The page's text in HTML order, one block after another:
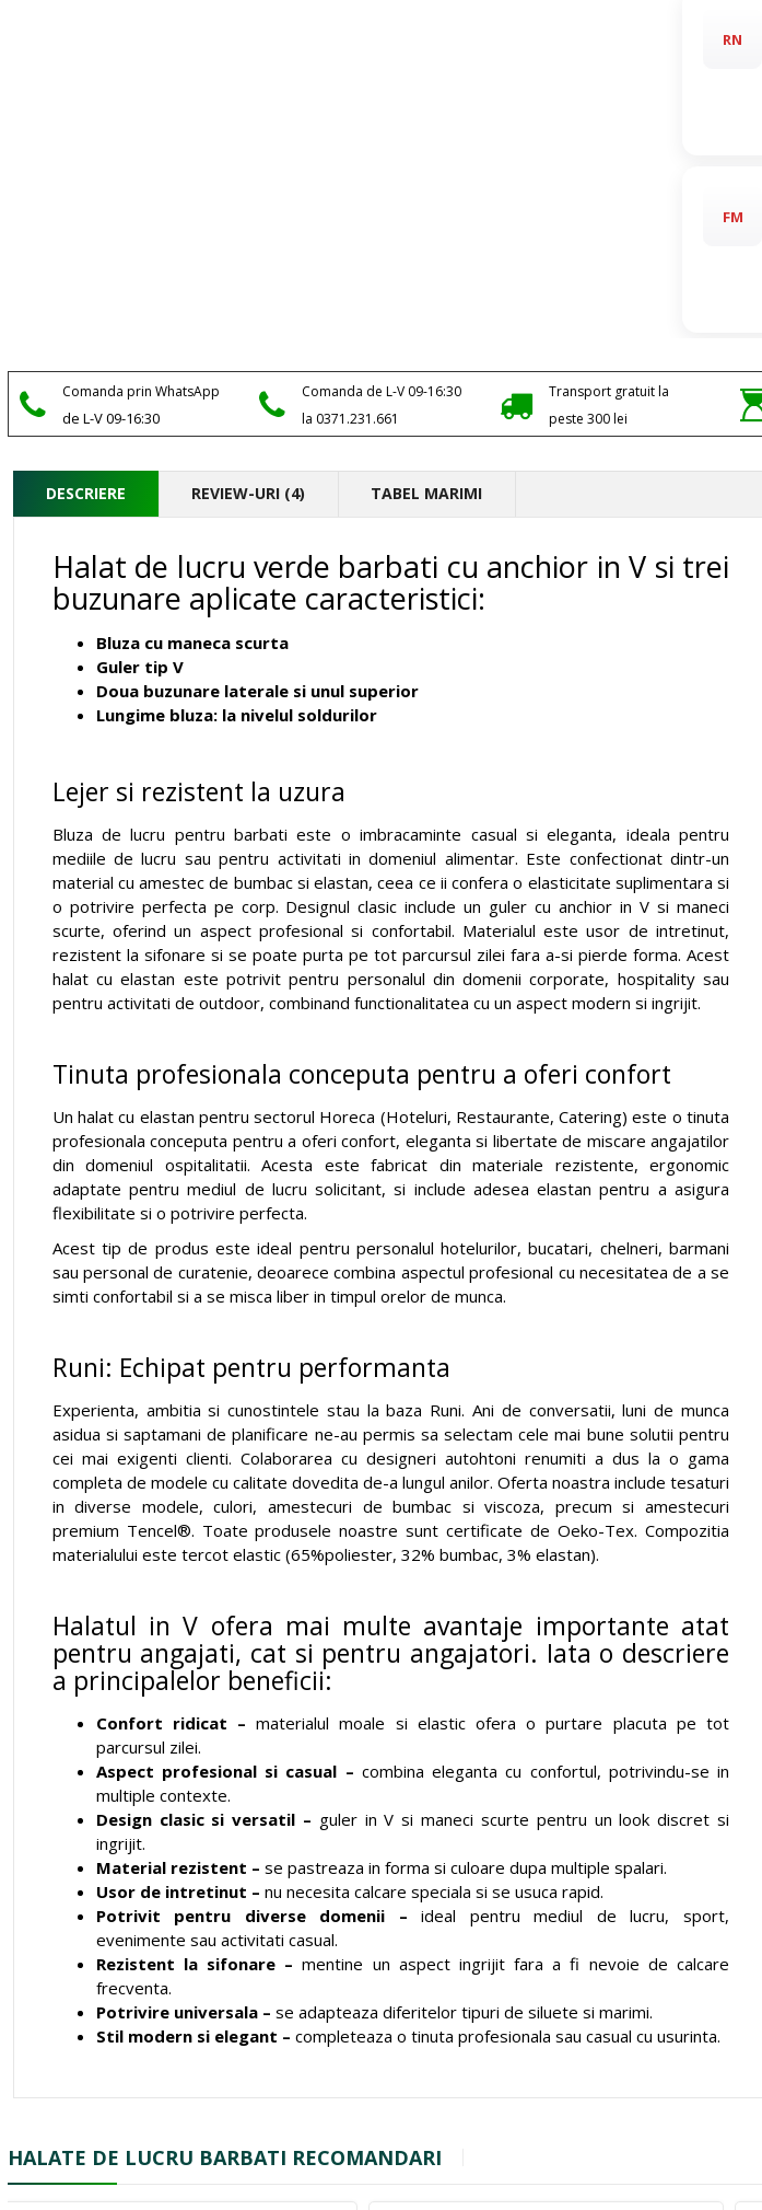
RN
FM
Comanda prin WhatsApp
de L-V 09-16:30
Comanda de L-V 09-16:30
la 0371.231.661
Transport gratuit la
peste 300 lei
DESCRIERE REVIEW-URI (4) TABEL MARIMI
Halat de lucru verde barbati cu anchior in V si trei
buzunare aplicate caracteristici:
Bluza cu maneca scurta
Guler tip V
Doua buzunare laterale si unul superior
Lungime bluza: la nivelul soldurilor
Lejer si rezistent la uzura
Bluza de lucru pentru barbati este o imbracaminte casual si eleganta, ideala pentru
mediile de lucru sau pentru activitati in domeniul alimentar. Este confectionat dintr-un
material cu amestec de bumbac si elastan, ceea ce ii confera o elasticitate suplimentara si
o potrivire perfecta pe corp. Designul clasic include un guler cu anchior in V si maneci
scurte, oferind un aspect profesional si confortabil. Materialul este usor de intretinut,
rezistent la sifonare si se poate purta pe tot parcursul zilei fara a-si pierde forma. Acest
halat cu elastan este potrivit pentru personalul din domenii corporate, hospitality sau
pentru activitati de outdoor, combinand functionalitatea cu un aspect modern si ingrijit.
Tinuta profesionala conceputa pentru a oferi confort
Un halat cu elastan pentru sectorul Horeca (Hoteluri, Restaurante, Catering) este o tinuta
profesionala conceputa pentru a oferi confort, eleganta si libertate de miscare angajatilor
din domeniul ospitalitatii. Acesta este fabricat din materiale rezistente, ergonomic
adaptate pentru mediul de lucru solicitant, si include adesea elastan pentru a asigura
flexibilitate si o potrivire perfecta.
Acest tip de produs este ideal pentru personalul hotelurilor, bucatari, chelneri, barmani
sau personal de curatenie, deoarece combina aspectul profesional cu necesitatea de a se
simti confortabil si a se misca liber in timpul orelor de munca.
Runi: Echipat pentru performanta
Experienta, ambitia si cunostintele stau la baza Runi. Ani de conversatii, luni de munca
asidua si saptamani de planificare ne-au permis sa selectam cele mai bune solutii pentru
cei mai exigenti clienti. Colaborarea cu designeri autohtoni renumiti a dus la o gama
completa de modele cu calitate dovedita de-a lungul anilor. Oferta noastra include tesaturi
in diverse modele, culori, amestecuri de bumbac si viscoza, precum si amestecuri
premium Tencel®. Toate produsele noastre sunt certificate de Oeko-Tex. Compozitia
materialului este tercot elastic (65%poliester, 32% bumbac, 3% elastan).
Halatul in V ofera mai multe avantaje importante atat
pentru angajati, cat si pentru angajatori. Iata o descriere
a principalelor beneficii:
Confort ridicat –materialul moale si elastic ofera o purtare placuta pe tot
parcursul zilei.
Aspect profesional si casual – combina eleganta cu confortul, potrivindu-se in
multiple contexte.
Design clasic si versatil – guler in V si maneci scurte pentru un look discret si
ingrijit.
Material rezistent – se pastreaza in forma si culoare dupa multiple spalari.
Usor de intretinut – nu necesita calcare speciala si se usuca rapid.
Potrivit pentru diverse domenii – ideal pentru mediul de lucru, sport,
evenimente sau activitati casual.
Rezistent la sifonare –mentine un aspect ingrijit fara a fi nevoie de calcare
frecventa.
Potrivire universala – se adapteaza diferitelor tipuri de siluete si marimi.
Stil modern si elegant – completeaza o tinuta profesionala sau casual cu usurinta.
HALATE DE LUCRU BARBATI RECOMANDARI